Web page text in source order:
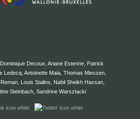
Decoux, Ariane Estenne, Patrick
Ledecq, Antoinette Maia, Thomas Miessen,
Louis Stalins, Nabil Sheikh Hassan,
Steinbach, Sandrine Warsztacki